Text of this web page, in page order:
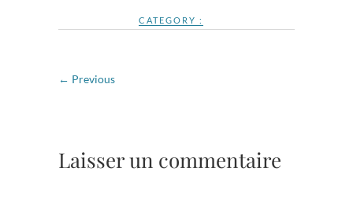
CATEGORY :
← Previous
Laisser un commentaire